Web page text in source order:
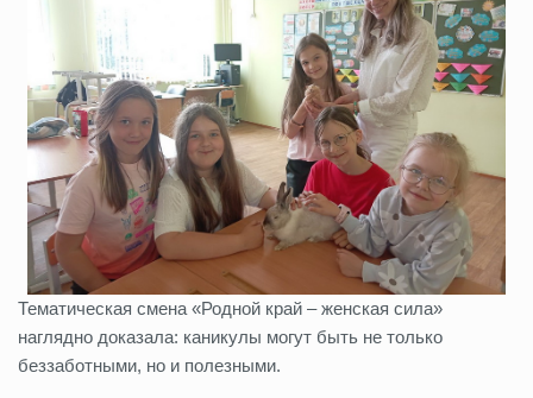
Тематическая смена «Родной край – женская сила»
наглядно доказала: каникулы могут быть не только
беззаботными, но и полезными.